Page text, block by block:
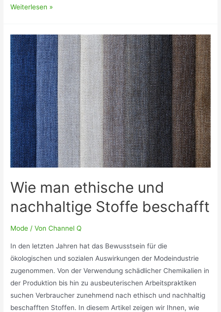
Premium
moderner
Lifestyle
für
mehr
Wohlbefinden
Weiterlesen »
Wie man ethische und
nachhaltige Stoffe beschafft
Mode / VonChannel Q
In den letzten Jahren hat das Bewusstsein für die
ökologischen und sozialen Auswirkungen der Modeindustrie
zugenommen. Von der Verwendung schädlicher Chemikalien in
der Produktion bis hin zu ausbeuterischen Arbeitspraktiken
suchen Verbraucher zunehmend nach ethisch und nachhaltig
beschafften Stoffen. In diesem Artikel zeigen wir Ihnen, wie